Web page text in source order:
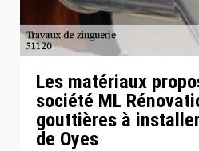
Les matériaux
société ML
gouttières à
de Oyes